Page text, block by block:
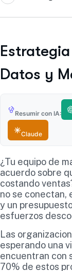
Datos y
Resumir con IA:
Claude
¿Tu equipo de
acuerdo sobre
costando
no se conectan,
y un
esfuerzos
Las
esperando una
encuentran con
70% de estos